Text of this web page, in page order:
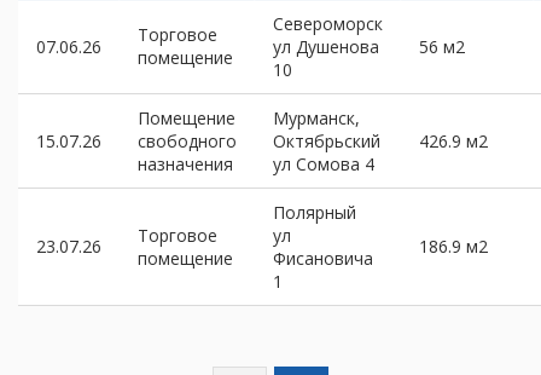
07.06.26
Торговое
помещение
Североморск
ул Душенова
10
56 м2
15.07.26
Помещение
свободного
назначения
Мурманск,
Октябрьский
ул Сомова 4
426.9 м2
23.07.26
Торговое
помещение
Полярный
ул
Фисановича
1
186.9 м2